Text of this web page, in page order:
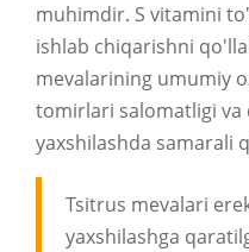
muhimdir. S vitamini
ishlab chiqarishni
mevalarining umumiy
tomirlari salomatligi va
yaxshilashda samarali
Tsitrus mevalari
yaxshilashga